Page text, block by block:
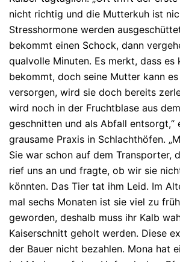
nicht richtig und die Mutterkuh ist
Stresshormone werden
bekommt einen Schock, dann
qualvolle Minuten. Es merkt, dass es
bekommt, doch seine Mutter kann
versorgen, wird sie doch bereits
wird noch in der Fruchtblase aus
geschnitten und als Abfall entsorgt,“
grausame Praxis in Schlachthöfen.
Sie war schon auf dem Transporter,
rief uns an und fragte, ob wir sie
könnten. Das Tier tat ihm Leid. Im
mal sechs Monaten ist sie viel zu
geworden, deshalb muss ihr Kalb
Kaiserschnitt geholt werden. Diese
der Bauer nicht bezahlen. Mona hat